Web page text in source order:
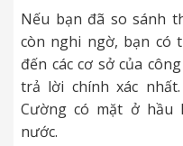
Nếu bạn đã so sánh
còn nghi ngờ, bạn có
đến các cơ sở của
trả lời chính xác
Cường có mặt ở hầu
nước.